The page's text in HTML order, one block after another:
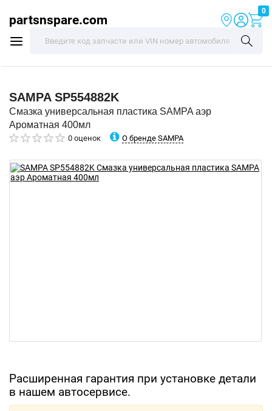
partsnspare.com
0
SAMPA SP554882K
Смазка универсальная пластика SAMPA аэр
Ароматная 400мл
0 оценок О бренде SAMPA
Расширенная гарантия при установке детали
в нашем автосервисе.